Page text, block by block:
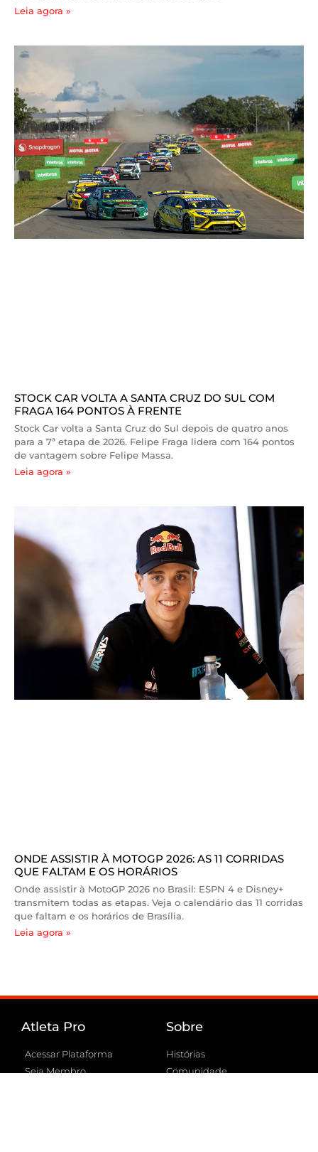
Leia agora »
STOCK CAR VOLTA A SANTA CRUZ DO SUL COM
FRAGA 164 PONTOS À FRENTE
Stock Car volta a Santa Cruz do Sul depois de quatro anos
para a 7ª etapa de 2026. Felipe Fraga lidera com 164 pontos
de vantagem sobre Felipe Massa.
Leia agora »
ONDE ASSISTIR À MOTOGP 2026: AS 11 CORRIDAS
QUE FALTAM E OS HORÁRIOS
Onde assistir à MotoGP 2026 no Brasil: ESPN 4 e Disney+
transmitem todas as etapas. Veja o calendário das 11 corridas
que faltam e os horários de Brasília.
Leia agora »
Atleta Pro
Acessar Plataforma
Seja Membro
Sobre
Histórias
Comunidade